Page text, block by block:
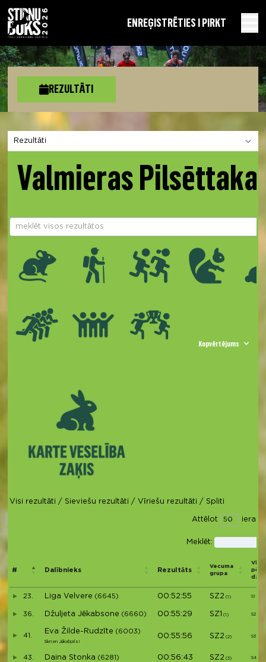
ENREĢISTRĒTIES I PIRKT
REZULTĀTI
Izvēlies sadaļu
Valmieras
Kopvērtējums
Visi rezultāti / Sieviešu rezultāti / Vīriešu rezultāti / Spliti
Attēlot
Meklēt:
# Dalībnieks Rezultāts
Vecuma
grupa
pēc
23. Liga Velvere (6645) 00:52:55 SZ2 (1) S1
36. Džuljeta Jēkabsone (6660) 00:55:29 SZ1 (1) S2
41.
Eva Žilde-Rudzīte (6003)
Skrien Jēkabpils!
00:55:56 SZ2 (2) S3
43. Daina Stonka (6281) 00:56:43 SZ2 (3) S4